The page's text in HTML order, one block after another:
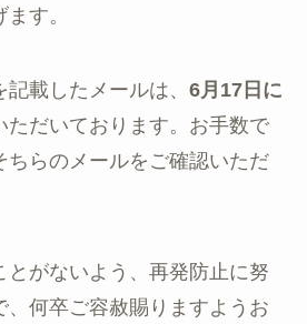
す。
載したメールは、 6月17日に
ただいております。お手数で
ちらのメールをご確認いただ
とがないよう、再発防止に努
、何卒ご容赦賜りますようお